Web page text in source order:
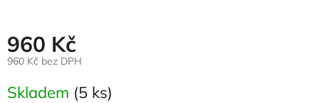
960 Kč
960 Kč bez DPH
cena:
Skladem (5 ks)